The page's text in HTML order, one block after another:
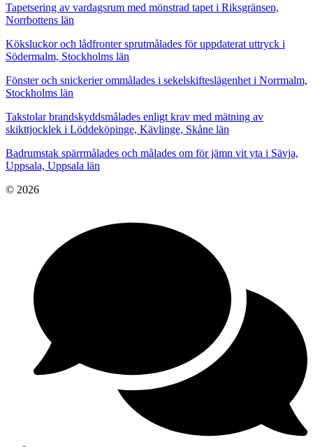
Tapetsering av vardagsrum med mönstrad tapet i Riksgränsen,
Norrbottens län
Köksluckor och lådfronter sprutmålades för uppdaterat uttryck i
Södermalm, Stockholms län
Fönster och snickerier ommålades i sekelskifteslägenhet i Norrmalm,
Stockholms län
Takstolar brandskyddsmålades enligt krav med mätning av
skikttjocklek i Löddeköpinge, Kävlinge, Skåne län
Badrumstak spärrmålades och målades om för jämn vit yta i Sävja,
Uppsala, Uppsala län
© 2026